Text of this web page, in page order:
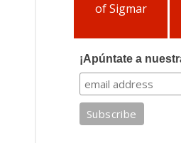
of Sigmar
¡Apúntate a